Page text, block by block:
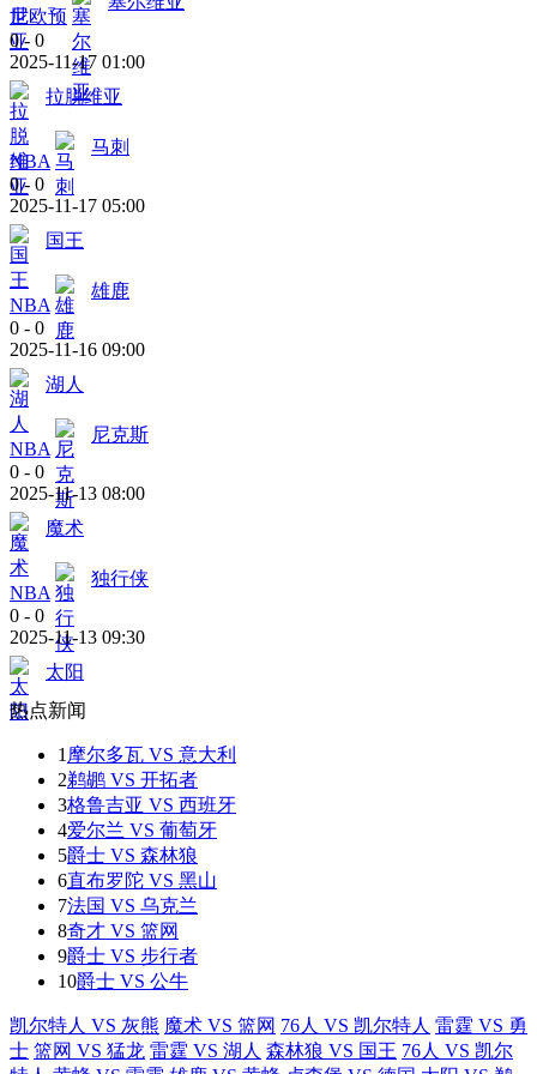
世欧预
0 - 0
2025-11-17 01:00
拉脱维亚
NBA
马刺
0 - 0
2025-11-17 05:00
国王
NBA
雄鹿
0 - 0
2025-11-16 09:00
湖人
NBA
尼克斯
0 - 0
2025-11-13 08:00
魔术
NBA
独行侠
0 - 0
2025-11-13 09:30
太阳
热点新闻
1 摩尔多瓦 VS 意大利
2鹈鹕 VS 开拓者
3格鲁吉亚 VS 西班牙
4爱尔兰 VS 葡萄牙
5爵士 VS 森林狼
6直布罗陀 VS 黑山
7法国 VS 乌克兰
8奇才 VS 篮网
9爵士 VS 步行者
10爵士 VS 公牛
凯尔特人 VS 灰熊 魔术 VS 篮网 76人 VS 凯尔特人 雷霆 VS 勇
士 篮网 VS 猛龙 雷霆 VS 湖人 森林狼 VS 国王 76人 VS 凯尔